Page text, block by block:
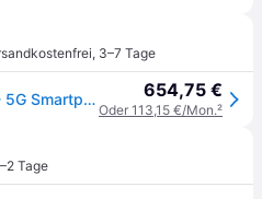
, 3–7 Tage
Samsung Galaxy S25 Edge - 5G Smartphone - Dual-SIM - RAM 12 GB / Interner Speicher 512 GB - OLED-Display - 6.7 - 3120 x 1440 Pixel (120 Hz) [Energieklasse A] (SM-S937BLBGEUB) 654,75 €
Oder 113,15 €/Mon.²
Tage